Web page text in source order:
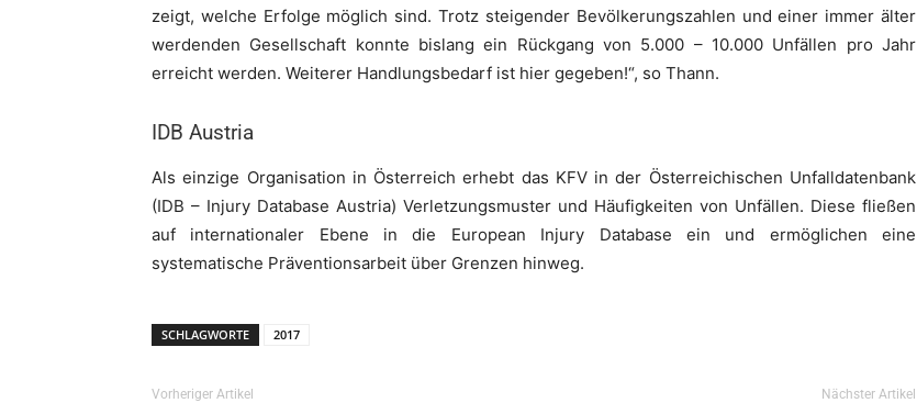
zeigt, welche Erfolge möglich sind. Trotz steigender Bevölkerungszahlen und einer immer älter
werdenden Gesellschaft konnte bislang ein Rückgang von 5.000 – 10.000 Unfällen pro Jahr
erreicht werden. Weiterer Handlungsbedarf ist hier gegeben!“, so Thann.
IDB Austria
Als einzige Organisation in Österreich erhebt das KFV in der Österreichischen Unfalldatenbank
(IDB – Injury Database Austria) Verletzungsmuster und Häufigkeiten von Unfällen. Diese fließen
auf internationaler Ebene in die European Injury Database ein und ermöglichen eine
systematische Präventionsarbeit über Grenzen hinweg.
SCHLAGWORTE 2017
Vorheriger Artikel Nächster Artikel